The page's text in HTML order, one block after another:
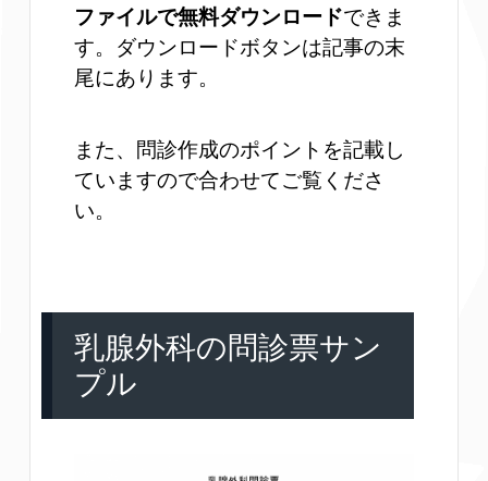
ファイルで無料ダウンロードできま
す。ダウンロードボタンは記事の末
尾にあります。
また、問診作成のポイントを記載し
ていますので合わせてご覧くださ
い。
乳腺外科の問診票サン
プル